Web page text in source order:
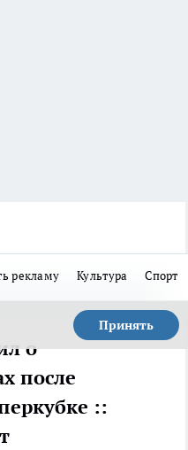
рекламу Культура Спорт
Принять
о
после
::